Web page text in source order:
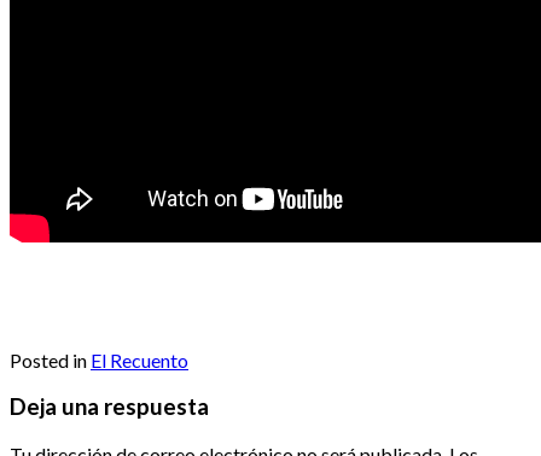
Posted in El Recuento
Deja una respuesta